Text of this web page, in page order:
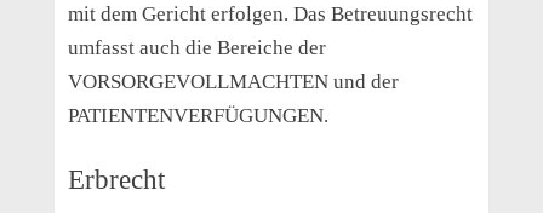
mit dem Gericht erfolgen. Das Betreuungsrecht
umfasst auch die Bereiche der
VORSORGEVOLLMACHTEN und der
PATIENTENVERFÜGUNGEN.
Erbrecht